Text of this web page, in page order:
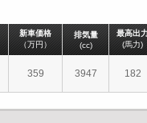
新車価格
（万円）
排気量
(cc)
最高出
(馬力)
359 3947 182